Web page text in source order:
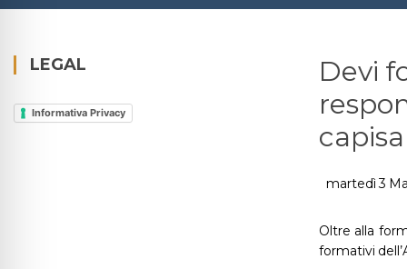
Devi
martedì 3
Oltre alla
formativi
LEGAL
Informativa Privacy